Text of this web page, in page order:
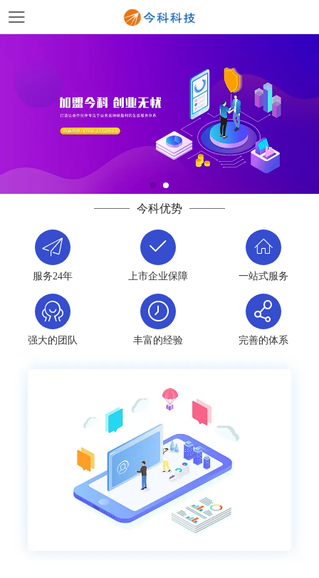
今科优势
服务24年 上市企业保障 一站式服务
强大的团队 丰富的经验 完善的体系